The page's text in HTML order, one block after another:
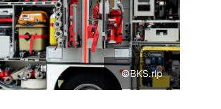
©BKS.rlp